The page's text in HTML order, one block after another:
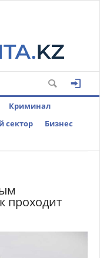
Криминал
сектор
Бизнес
проходит